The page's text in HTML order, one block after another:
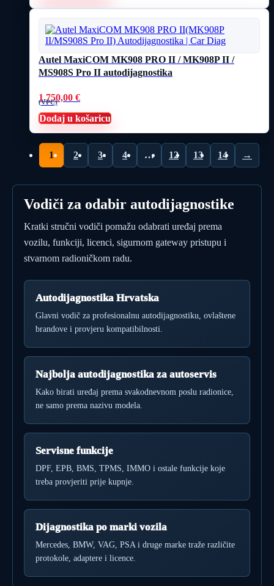
Autel MaxiCOM MK908 PRO II / MK908P II /
MS908S Pro II autodijagnostika
1.750,00 €
(VPC)
Dodaj u košaricu
1 2 3 4 … 12 13 14 →
Vodiči za odabir autodijagnostike
Kratki stručni vodiči pomažu odabrati uređaj prema
vozilu, funkciji, licenci, sigurnom gateway pristupu i
stvarnom radioničkom radu.
Autodijagnostika Hrvatska
Glavni vodič za profesionalnu autodijagnostiku, ovlaštene
brandove i provjeru kompatibilnosti.
Najbolja autodijagnostika za autoservis
Kako birati uređaj prema svakodnevnom poslu radionice,
ne samo prema nazivu modela.
Servisne funkcije
DPF, EPB, BMS, TPMS, IMMO i ostale funkcije koje
treba provjeriti prije kupnje.
Dijagnostika po marki vozila
Mercedes, BMW, VAG, PSA i druge marke traže različite
protokole, adaptere i licence.